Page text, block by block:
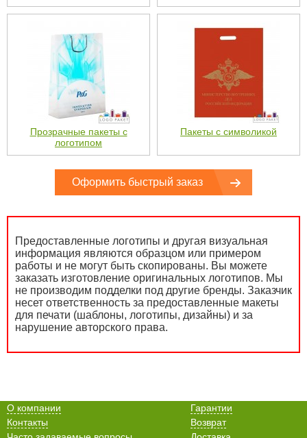
Прозрачные пакеты с
логотипом
Пакеты с символикой
Оформить быстрый заказ
Предоставленные логотипы и другая визуальная
информация являются образцом или примером
работы и не могут быть скопированы. Вы можете
заказать изготовление оригинальных логотипов. Мы
не производим подделки под другие бренды. Заказчик
несет ответственность за предоставленные макеты
для печати (шаблоны, логотипы, дизайны) и за
нарушение авторского права.
Гарантии
Возврат
О компании
Контакты